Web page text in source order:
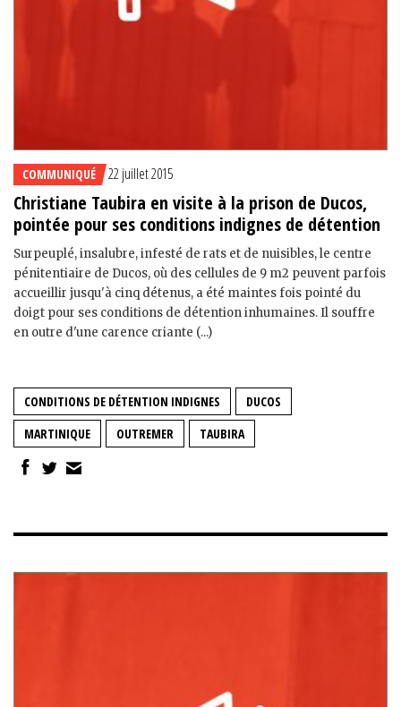
COMMUNIQUÉ 22 juillet 2015
Christiane Taubira en visite à la prison de Ducos,
pointée pour ses conditions indignes de détention
Surpeuplé, insalubre, infesté de rats et de nuisibles, le centre
pénitentiaire de Ducos, où des cellules de 9 m2 peuvent parfois
accueillir jusqu'à cinq détenus, a été maintes fois pointé du
doigt pour ses conditions de détention inhumaines. Il souffre
en outre d'une carence criante (...)
CONDITIONS DE DÉTENTION INDIGNES
DUCOS
MARTINIQUE
OUTREMER TAUBIRA